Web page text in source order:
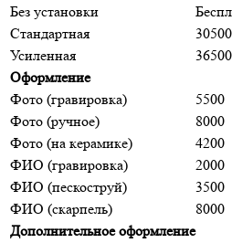
Без установки
Стандартная
30500
Усиленная
36500
Оформление
Фото (гравировка)
5500
Фото (ручное)
8000
Фото (на керамике)
4200
ФИО (гравировка)
2000
ФИО (пескоструй)
3500
ФИО (скарпель)
8000
Дополнительное оформление